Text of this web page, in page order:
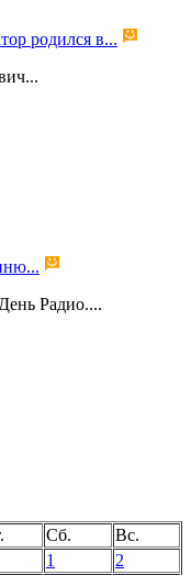
родился в...
Радио....
Сб.
Вс.
1
2